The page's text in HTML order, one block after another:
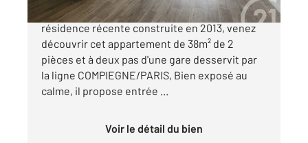
PROCHE COMPIEGNE SECTEUR SUD Dans une
résidence récente construite en 2013, venez
découvrir cet appartement de 38m² de 2
pièces et à deux pas d'une gare desservit par
la ligne COMPIEGNE/PARIS, Bien exposé au
calme, il propose entrée ...
Voir le détail du bien